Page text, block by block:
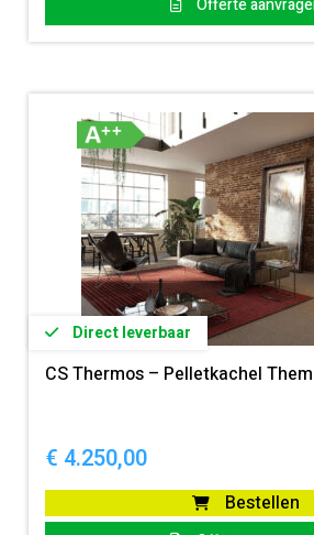
Direct leverbaar
CS Thermos – Pelletkachel
€ 4.250,00
Bestellen